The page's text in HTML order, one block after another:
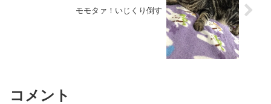
モモタァ！いじくり倒す
コメント